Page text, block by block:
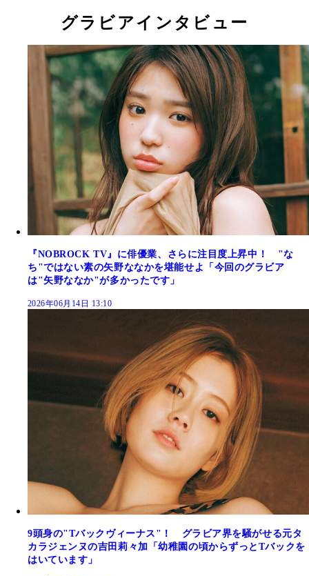
グラビアインタビュー
『NOBROCK TV』に俳優業、さらに注目度上昇中！ "な
ち"ではない素の矢野ななかを堪能せよ「今回のグラビア
は"矢野ななか"が多かったです」
2026年06月14日 13:10
9頭身の"Tバックヴィーナス"！ グラビア界を騒がせる元タ
カラジェンヌの吉田莉々加「幼稚園の頃からずっとTバックを
はいています」